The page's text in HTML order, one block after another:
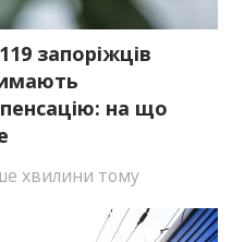
запоріжців
на що
хвилини тому